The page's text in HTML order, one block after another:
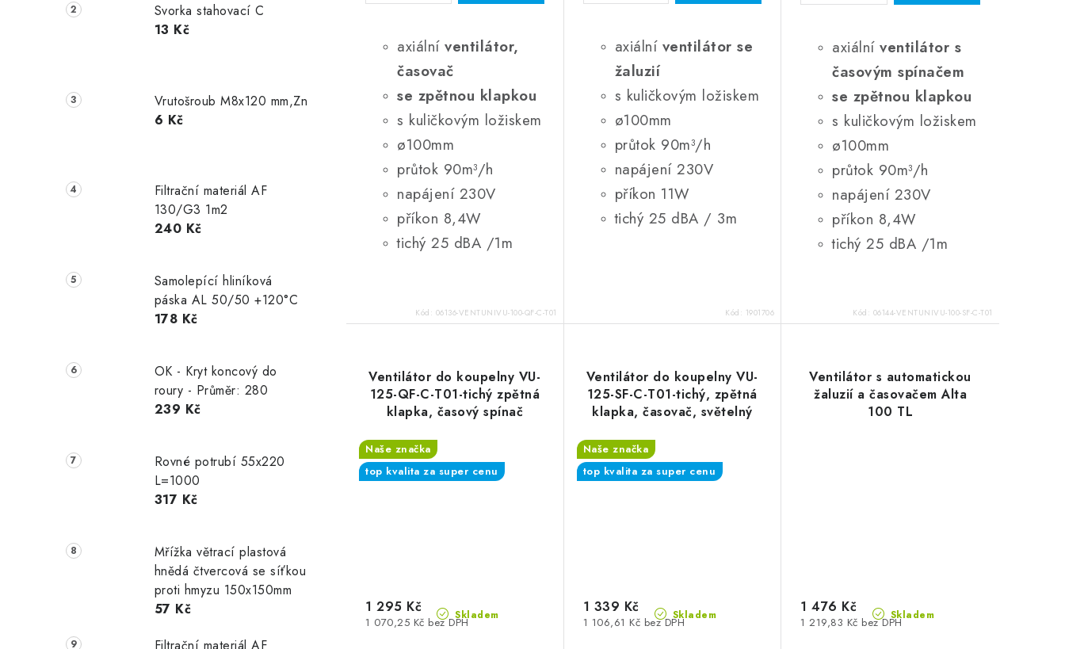
Svorka stahovací C
13 Kč
Vrutošroub M8x120 mm,Zn
6 Kč
Filtrační materiál AF
130/G3 1m2
240 Kč
Samolepící hliníková
páska AL 50/50 +120°C
178 Kč
OK - Kryt koncový do
roury - Průměr: 280
239 Kč
Rovné potrubí 55x220
L=1000
317 Kč
Mřížka větrací plastová
hnědá čtvercová se síťkou
proti hmyzu 150x150mm
57 Kč
Filtrační materiál AF
axiální ventilátor,
časovač
se zpětnou klapkou
s kuličkovým ložiskem
ø100mm
průtok 90m³/h
napájení 230V
příkon 8,4W
tichý 25 dBA /1m
Kód: 06136-VENTUNIVU-100-QF-C-T01
axiální ventilátor se
žaluzií
s kuličkovým ložiskem
ø100mm
průtok 90m³/h
napájení 230V
příkon 11W
tichý 25 dBA / 3m
Kód: 1901706
axiálníventilátor s
časovým spínačem
se zpětnou klapkou
s kuličkovým ložiskem
ø100mm
průtok 90m³/h
napájení 230V
příkon 8,4W
tichý 25 dBA /1m
Kód: 06144-VENTUNIVU-100-SF-C-T01
Ventilátor do koupelny VU-
125-QF-C-T01-tichý zpětná
klapka, časový spínač
Naše značka
top kvalita za super cenu
Skladem
1 070,25 Kč bez DPH
1 295 Kč
Ventilátor do koupelny VU-
125-SF-C-T01-tichý, zpětná
klapka, časovač, světelný
Naše značka
top kvalita za super cenu
Skladem
1 106,61 Kč bez DPH
1 339 Kč
Ventilátor s automatickou
žaluzií a časovačem Alta
100 TL
Skladem
1 219,83 Kč bez DPH
1 476 Kč